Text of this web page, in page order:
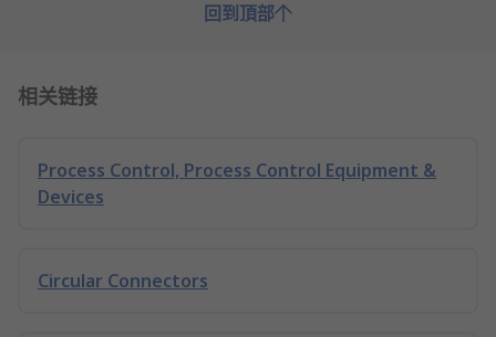
回到頂部
相关链接
Process Control, Process Control Equipment &
Devices
Circular Connectors